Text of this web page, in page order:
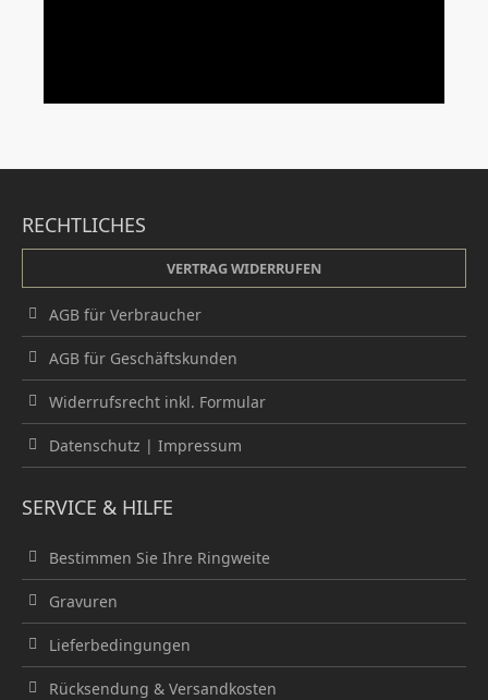
RECHTLICHES
VERTRAG WIDERRUFEN
AGB für Verbraucher
AGB für Geschäftskunden
Widerrufsrecht inkl. Formular
Datenschutz | Impressum
SERVICE & HILFE
Bestimmen Sie Ihre Ringweite
Gravuren
Lieferbedingungen
Rücksendung & Versandkosten